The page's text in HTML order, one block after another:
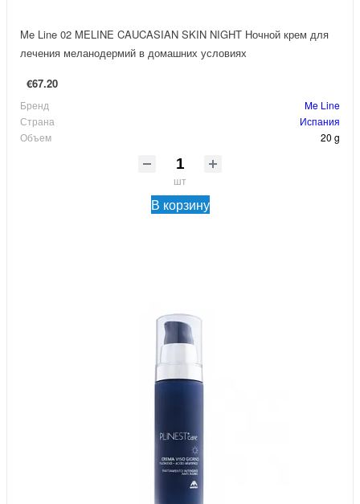
Me Line 02 MELINE CAUCASIAN SKIN NIGHT Ночной крем для
лечения меланодермий в домашних условиях
€67.20
Бренд
Me Line
Страна
Испания
Объем
20 g
шт
В корзину